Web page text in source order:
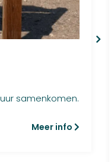
samenkomen.
Meer info